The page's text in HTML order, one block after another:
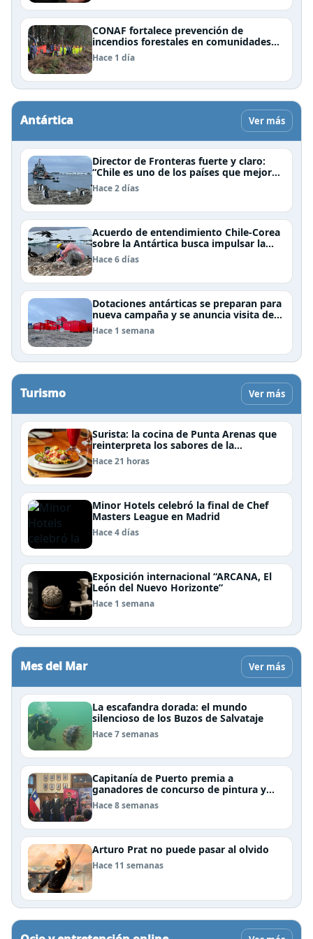
CONAF fortalece prevención de
incendios forestales en comunidades
de Temuco y Galvarino
Hace 1 día
Antártica Ver más
Director de Fronteras fuerte y claro:
“Chile es uno de los países que mejor
derechos tiene para sustentar una
reclamación de territorio antártico”
Hace 2 días
Acuerdo de entendimiento Chile-Corea
sobre la Antártica busca impulsar la
investigación científica
Hace 6 días
Dotaciones antárticas se preparan para
nueva campaña y se anuncia visita de
Pdte Kast y su gabinete al continente
blanco
Hace 1 semana
Turismo Ver más
Surista: la cocina de Punta Arenas que
reinterpreta los sabores de la
Patagonia
Hace 21 horas
Minor Hotels celebró la final de Chef
Masters League en Madrid
Hace 4 días
Exposición internacional “ARCANA, El
León del Nuevo Horizonte”
Hace 1 semana
Mes del Mar Ver más
La escafandra dorada: el mundo
silencioso de los Buzos de Salvataje
Hace 7 semanas
Capitanía de Puerto premia a
ganadores de concurso de pintura y
cierra el Mes del Mar en Puerto Natales
Hace 8 semanas
Arturo Prat no puede pasar al olvido
Hace 11 semanas